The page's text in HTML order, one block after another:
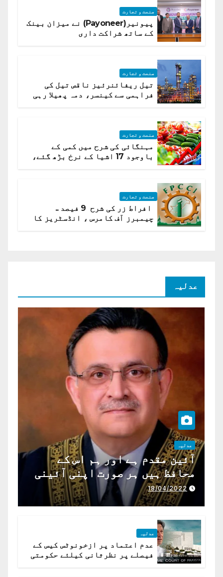
صنعت و تجارت
پیونیر(Payoneer) نے میزان بینک
کے ساتھ شراکت داری
صنعت و تجارت
تیل ریفائنرئیز ناقص تیل کی
فراہمی سے کینسر، دمہ پھیلا رہی
صنعت و تجارت
مہنگائی کی شرح میں کمی کے
باوجود 17 اشیا کے نرخ بڑھ گئے،
صنعت و تجارت
افراط زر کی شرح 9 فیصد ..
چیمبرز آف کامرس ، انڈسٹریز کا
عدلیہ
عدلیہ
آئین مقدم ہے اور ہم اس کے
محافظ ہیں ہر صورت اپنی آئینی
ذمہ داری ادا کرینگے ، چیف
جسٹس پاکستان
18/04/2022
عدلیہ
عدم اعتماد پر ازخونوٹس کیس کے
فیصلے پر نظرثانی کیلئے حکومتی